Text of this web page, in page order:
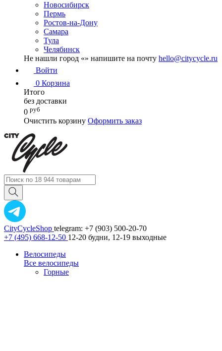
Новосибирск
Пермь
Ростов-на-Дону
Самара
Тула
Челябинск
Не нашли город «» напишите на почту hello@citycycle.ru
Войти
0 Корзина
Итого
без доставки
0 руб
Очистить корзину Оформить заказ
CityCycleShop telegram: +7 (903) 500-20-70
+7 (495) 668-12-50 12-20 будни, 12-19 выходные
Велосипеды
Все велосипеды
Горные